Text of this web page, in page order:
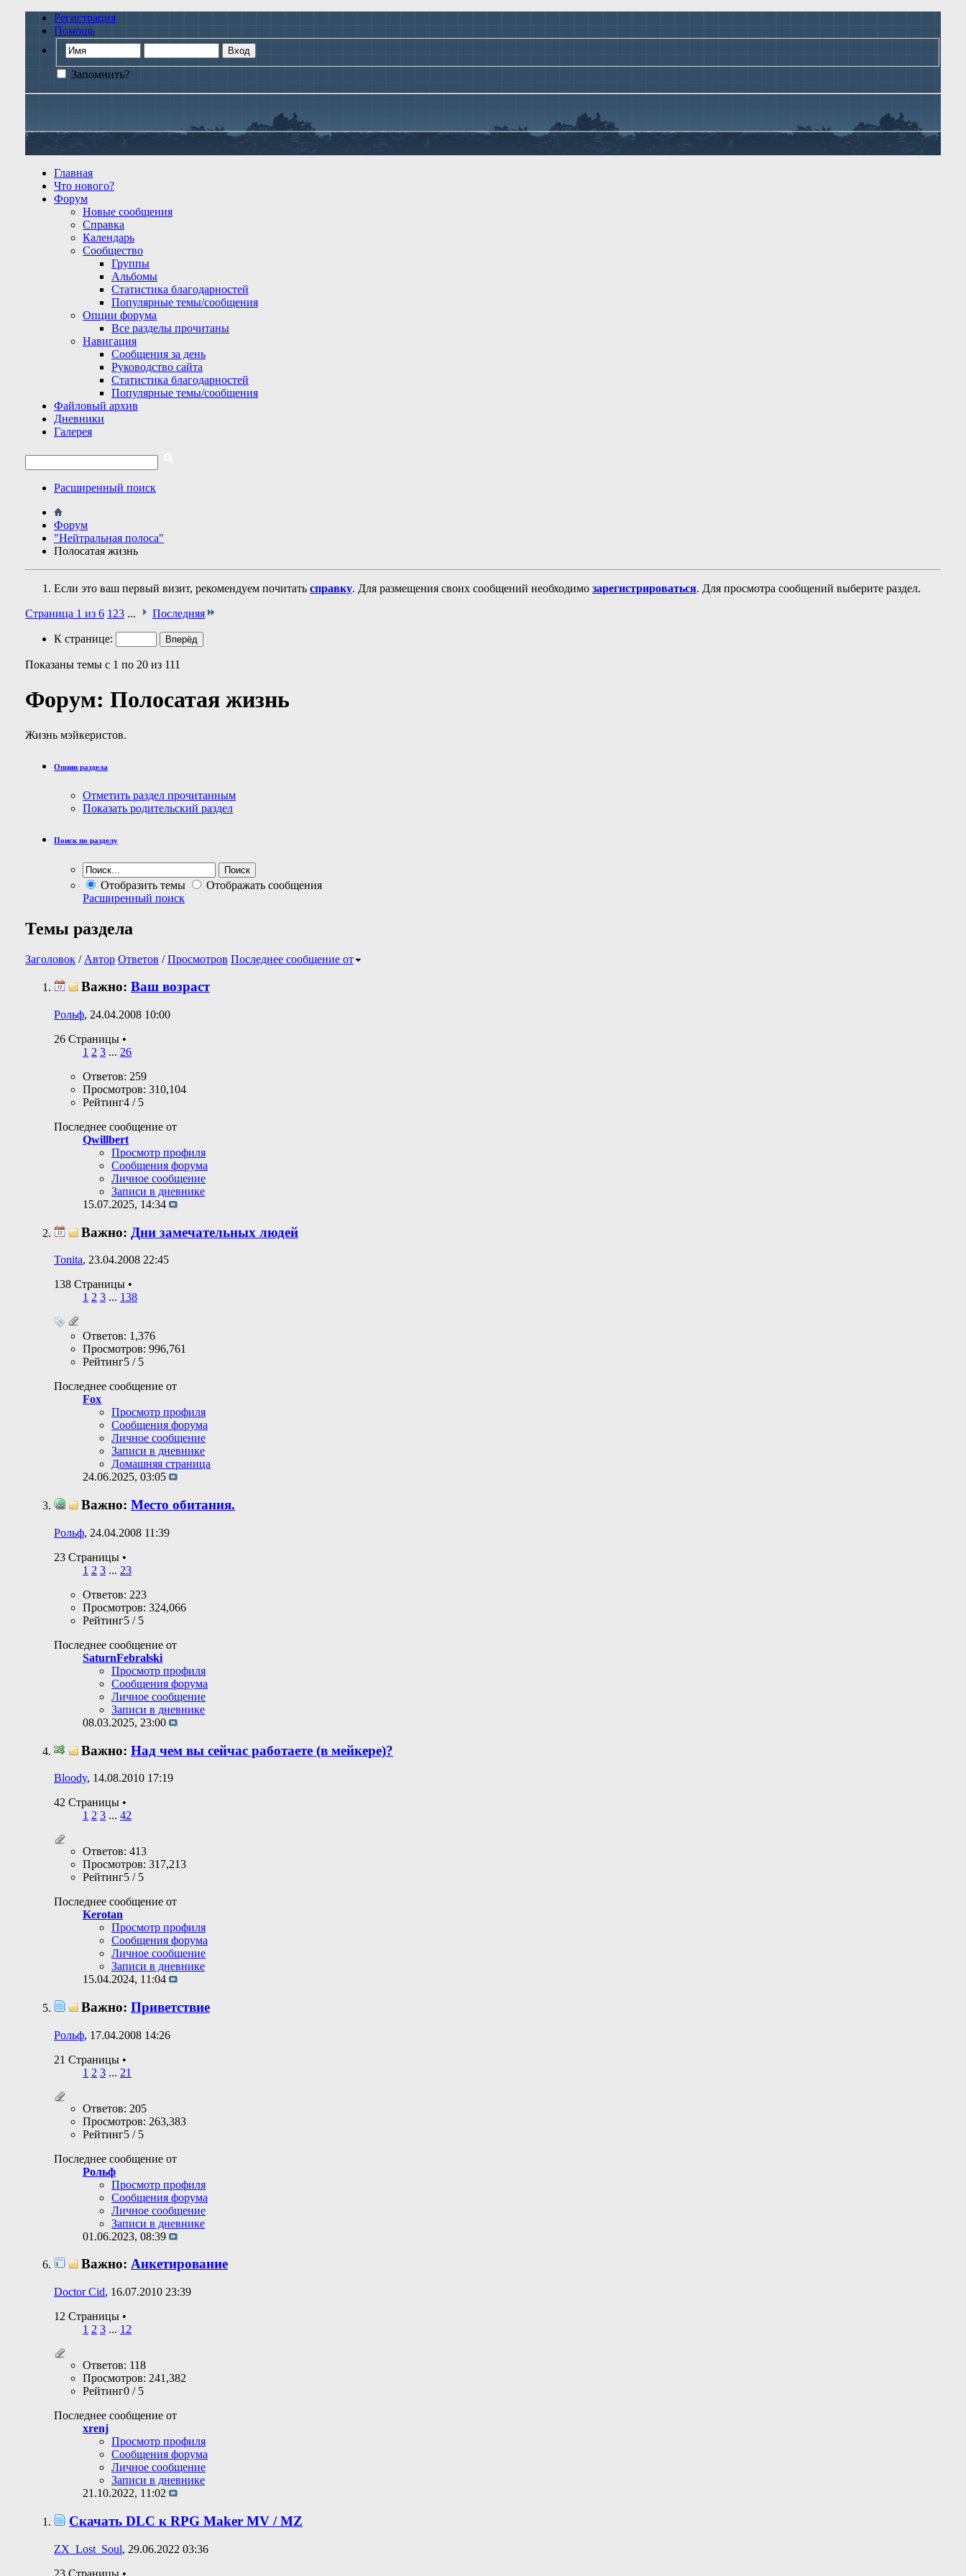
Регистрация
Помощь
Запомнить?
Главная
Что нового?
Форум
Новые сообщения
Справка
Календарь
Сообщество
Группы
Альбомы
Статистика благодарностей
Популярные темы/сообщения
Опции форума
Все разделы прочитаны
Навигация
Сообщения за день
Руководство сайта
Статистика благодарностей
Популярные темы/сообщения
Файловый архив
Дневники
Галерея
Расширенный поиск
Форум
"Нейтральная полоса"
Полосатая жизнь
Если это ваш первый визит, рекомендуем почитать справку. Для размещения своих сообщений необходимо зарегистрироваться. Для просмотра сообщений выберите раздел.
Страница 1 из 6 1 23 ... Последняя
К странице:
Показаны темы с 1 по 20 из 111
Форум: Полосатая жизнь
Жизнь мэйкеристов.
Опции раздела
Отметить раздел прочитанным
Показать родительский раздел
Поиск по разделу
Отобразить темы
Отображать сообщения
Расширенный поиск
Темы раздела
Заголовок / Автор Ответов /Просмотров Последнее сообщение от
Важно: Ваш возраст
Рольф, 24.04.2008 10:00
26 Страницы •
1 2 3 ... 26
Ответов: 259
Просмотров: 310,104
Рейтинг4 / 5
Последнее сообщение от
Qwillbert
Просмотр профиля
Сообщения форума
Личное сообщение
Записи в дневнике
15.07.2025, 14:34
Важно: Дни замечательных людей
Tonita, 23.04.2008 22:45
138 Страницы •
1 2 3 ... 138
Ответов: 1,376
Просмотров: 996,761
Рейтинг5 / 5
Последнее сообщение от
Fox
Просмотр профиля
Сообщения форума
Личное сообщение
Записи в дневнике
Домашняя страница
24.06.2025, 03:05
Важно: Место обитания.
Рольф, 24.04.2008 11:39
23 Страницы •
1 2 3 ... 23
Ответов: 223
Просмотров: 324,066
Рейтинг5 / 5
Последнее сообщение от
SaturnFebralski
Просмотр профиля
Сообщения форума
Личное сообщение
Записи в дневнике
08.03.2025, 23:00
Важно: Над чем вы сейчас работаете (в мейкере)?
Bloody, 14.08.2010 17:19
42 Страницы •
1 2 3 ... 42
Ответов: 413
Просмотров: 317,213
Рейтинг5 / 5
Последнее сообщение от
Kerotan
Просмотр профиля
Сообщения форума
Личное сообщение
Записи в дневнике
15.04.2024, 11:04
Важно: Приветствие
Рольф, 17.04.2008 14:26
21 Страницы •
1 2 3 ... 21
Ответов: 205
Просмотров: 263,383
Рейтинг5 / 5
Последнее сообщение от
Рольф
Просмотр профиля
Сообщения форума
Личное сообщение
Записи в дневнике
01.06.2023, 08:39
Важно: Анкетирование
Doctor Cid, 16.07.2010 23:39
12 Страницы •
1 2 3 ... 12
Ответов: 118
Просмотров: 241,382
Рейтинг0 / 5
Последнее сообщение от
xrenj
Просмотр профиля
Сообщения форума
Личное сообщение
Записи в дневнике
21.10.2022, 11:02
Скачать DLC к RPG Maker MV / MZ
ZX_Lost_Soul, 29.06.2022 03:36
23 Страницы •